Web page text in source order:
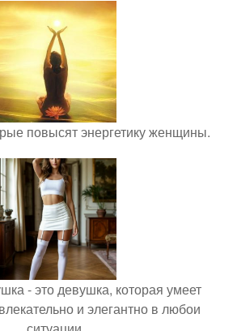
повысят энергетику женщины.
- это девушка, которая умеет
и элегантно в любои